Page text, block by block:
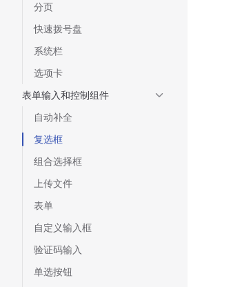
分页
快速拨号盘
系统栏
选项卡
表单输入和控制组件
自动补全
复选框
组合选择框
上传文件
表单
自定义输入框
验证码输入
单选按钮